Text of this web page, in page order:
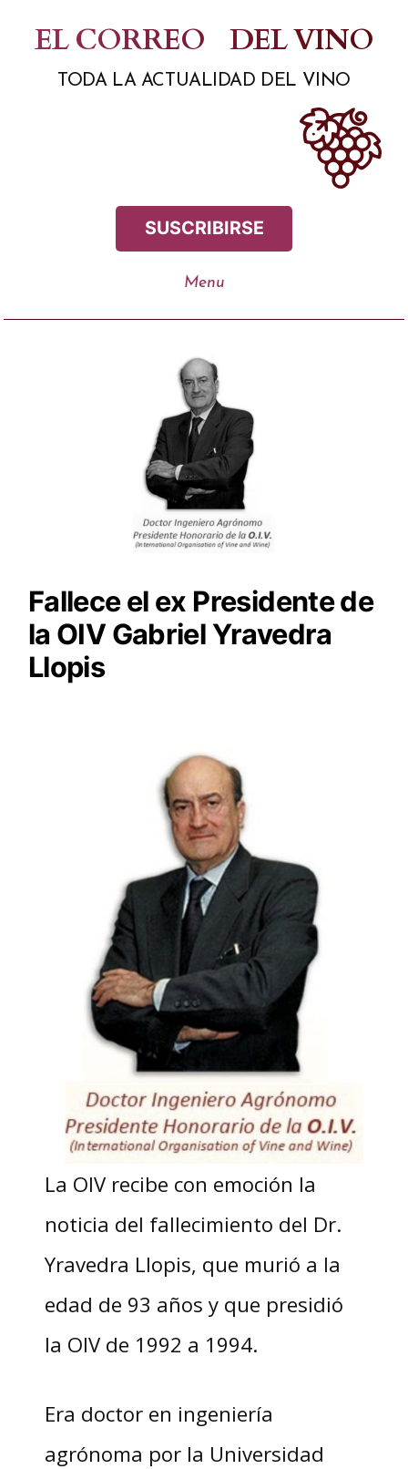
contenido
EL CORREO DEL VINO
TODA LA ACTUALIDAD DEL VINO
SUSCRIBIRSE
Fallece el ex Presidente de
la OIV Gabriel Yravedra
Llopis
La OIV recibe con emoción la
noticia del fallecimiento del Dr.
Yravedra Llopis, que murió a la
edad de 93 años y que presidió
la OIV de 1992 a 1994.
Era doctor en ingeniería
agrónoma por la Universidad